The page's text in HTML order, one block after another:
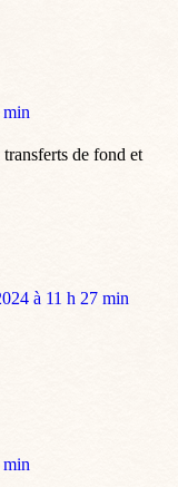
min
de fond et
à 11 h 27 min
min